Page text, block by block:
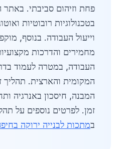
פחת וזיהום סביבתי.
בטכנולוגיות רובוטיות
וייעול העבודה. בנוסף,
מחמירים והדרכות
העבודה, במטרה לעמוד
המקומית והארצית. תהליך
המבנה, חיסכון באנרגיה
זמן. לפרטים נוספים על
במתכות לבנייה ירוקה